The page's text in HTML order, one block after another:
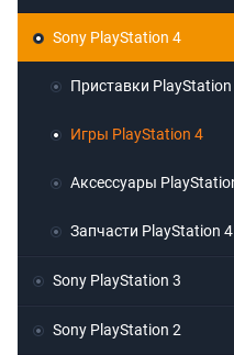
Sony PlayStation 4
Приставки PlayStation
Игры PlayStation 4
Аксессуары
Запчасти PlayStation 4
Sony PlayStation 3
Sony PlayStation 2